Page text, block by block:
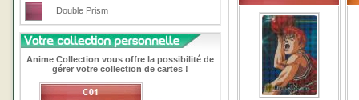
Double Prism
Anime Collection vous offre la possibilité de
gérer votre collection de cartes !